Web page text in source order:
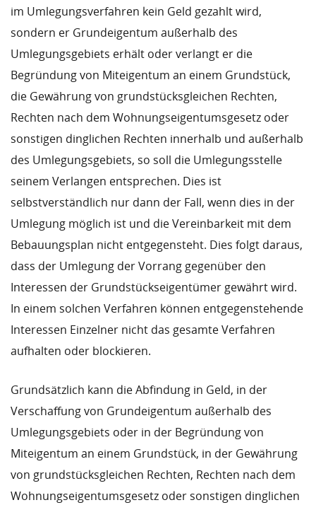
im Umlegungsverfahren kein Geld gezahlt wird,
sondern er Grundeigentum außerhalb des
Umlegungsgebiets erhält oder verlangt er die
Begründung von Miteigentum an einem Grundstück,
die Gewährung von grundstücksgleichen Rechten,
Rechten nach dem Wohnungseigentumsgesetz oder
sonstigen dinglichen Rechten innerhalb und außerhalb
des Umlegungsgebiets, so soll die Umlegungsstelle
seinem Verlangen entsprechen. Dies ist
selbstverständlich nur dann der Fall, wenn dies in der
Umlegung möglich ist und die Vereinbarkeit mit dem
Bebauungsplan nicht entgegensteht. Dies folgt daraus,
dass der Umlegung der Vorrang gegenüber den
Interessen der Grundstückseigentümer gewährt wird.
In einem solchen Verfahren können entgegenstehende
Interessen Einzelner nicht das gesamte Verfahren
aufhalten oder blockieren.
Grundsätzlich kann die Abfindung in Geld, in der
Verschaffung von Grundeigentum außerhalb des
Umlegungsgebiets oder in der Begründung von
Miteigentum an einem Grundstück, in der Gewährung
von grundstücksgleichen Rechten, Rechten nach dem
Wohnungseigentumsgesetz oder sonstigen dinglichen